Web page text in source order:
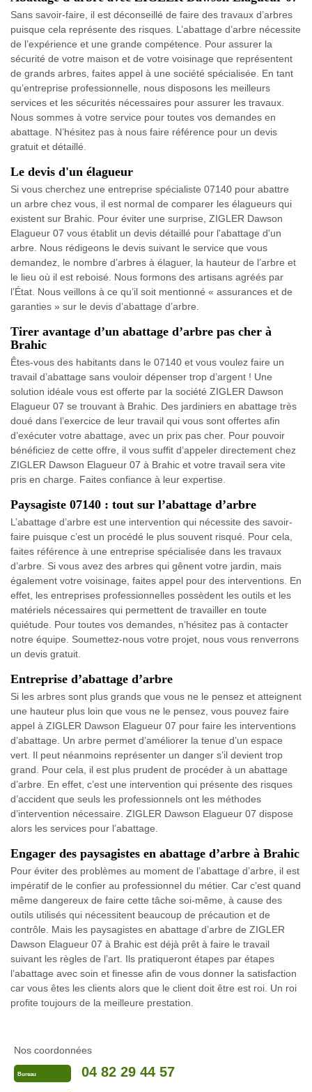
Sans savoir-faire, il est déconseillé de faire des travaux d’arbres
puisque cela représente des risques. L’abattage d’arbre nécessite
de l’expérience et une grande compétence. Pour assurer la
sécurité de votre maison et de votre voisinage que représentent
de grands arbres, faites appel à une société spécialisée. En tant
qu’entreprise professionnelle, nous disposons les meilleurs
services et les sécurités nécessaires pour assurer les travaux.
Nous sommes à votre service pour toutes vos demandes en
abattage. N’hésitez pas à nous faire référence pour un devis
gratuit et détaillé.
Le devis d'un élagueur
Si vous cherchez une entreprise spécialiste 07140 pour abattre
un arbre chez vous, il est normal de comparer les élagueurs qui
existent sur Brahic. Pour éviter une surprise, ZIGLER Dawson
Elagueur 07 vous établit un devis détaillé pour l'abattage d'un
arbre. Nous rédigeons le devis suivant le service que vous
demandez, le nombre d’arbres à élaguer, la hauteur de l’arbre et
le lieu où il est reboisé. Nous formons des artisans agréés par
l’État. Nous veillons à ce qu’il soit mentionné « assurances et de
garanties » sur le devis d’abattage d’arbre.
Tirer avantage d’un abattage d’arbre pas cher à
Brahic
Êtes-vous des habitants dans le 07140 et vous voulez faire un
travail d’abattage sans vouloir dépenser trop d’argent ! Une
solution idéale vous est offerte par la société ZIGLER Dawson
Elagueur 07 se trouvant à Brahic. Des jardiniers en abattage très
doué dans l’exercice de leur travail qui vous sont offertes afin
d’exécuter votre abattage, avec un prix pas cher. Pour pouvoir
bénéficiez de cette offre, il vous suffit d’appeler directement chez
ZIGLER Dawson Elagueur 07 à Brahic et votre travail sera vite
pris en charge. Faites confiance à leur expertise.
Paysagiste 07140 : tout sur l’abattage d’arbre
L’abattage d’arbre est une intervention qui nécessite des savoir-
faire puisque c’est un procédé le plus souvent risqué. Pour cela,
faites référence à une entreprise spécialisée dans les travaux
d’arbre. Si vous avez des arbres qui gênent votre jardin, mais
également votre voisinage, faites appel pour des interventions. En
effet, les entreprises professionnelles possèdent les outils et les
matériels nécessaires qui permettent de travailler en toute
quiétude. Pour toutes vos demandes, n’hésitez pas à contacter
notre équipe. Soumettez-nous votre projet, nous vous renverrons
un devis gratuit.
Entreprise d’abattage d’arbre
Si les arbres sont plus grands que vous ne le pensez et atteignent
une hauteur plus loin que vous ne le pensez, vous pouvez faire
appel à ZIGLER Dawson Elagueur 07 pour faire les interventions
d’abattage. Un arbre permet d’améliorer la tenue d’un espace
vert. Il peut néanmoins représenter un danger s’il devient trop
grand. Pour cela, il est plus prudent de procéder à un abattage
d’arbre. En effet, c’est une intervention qui présente des risques
d’accident que seuls les professionnels ont les méthodes
d’intervention nécessaire. ZIGLER Dawson Elagueur 07 dispose
alors les services pour l’abattage.
Engager des paysagistes en abattage d’arbre à Brahic
Pour éviter des problèmes au moment de l’abattage d’arbre, il est
impératif de le confier au professionnel du métier. Car c’est quand
même dangereux de faire cette tâche soi-même, à cause des
outils utilisés qui nécessitent beaucoup de précaution et de
contrôle. Mais les paysagistes en abattage d’arbre de ZIGLER
Dawson Elagueur 07 à Brahic est déjà prêt à faire le travail
suivant les règles de l’art. Ils pratiqueront étapes par étapes
l’abattage avec soin et finesse afin de vous donner la satisfaction
car vous êtes les clients alors que le client doit être est roi. Un roi
profite toujours de la meilleure prestation.
Nos coordonnées
Bureau 04 82 29 44 57